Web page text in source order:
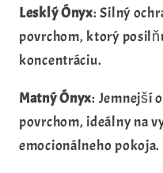
Lesklý Ónyx: Silný
povrchom, ktorý
koncentráciu.
Matný Ónyx: Jemnejší
povrchom, ideálny na
emocionálneho pokoja.